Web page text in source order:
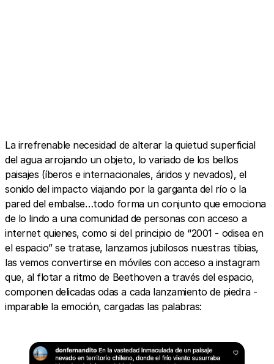
La irrefrenable necesidad de alterar la quietud superficial
del agua arrojando un objeto, lo variado de los bellos
paisajes (íberos e internacionales, áridos y nevados), el
sonido del impacto viajando por la garganta del río o la
pared del embalse…todo forma un conjunto que emociona
de lo lindo a una comunidad de personas con acceso a
internet quienes, como si del principio de “2001 - odisea en
el espacio” se tratase, lanzamos jubilosos nuestras tibias,
las vemos convertirse en móviles con acceso a instagram
que, al flotar a ritmo de Beethoven a través del espacio,
componen delicadas odas a cada lanzamiento de piedra -
imparable la emoción, cargadas las palabras: